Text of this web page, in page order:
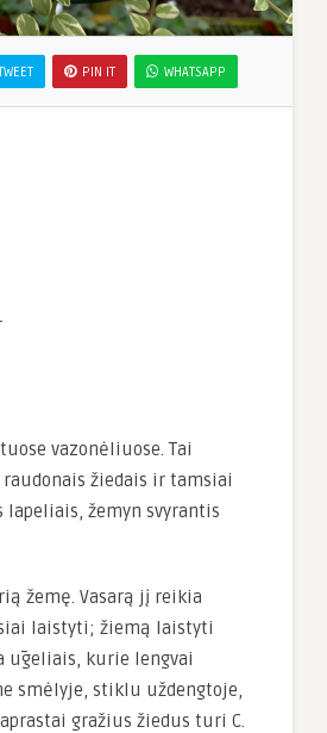
PIN IT WHATSAPP
vazonėliuose. Tai
žiedais ir tamsiai
žemyn svyrantis
žemę. Vasarą jį reikia
laistyti; žiemą laistyti
ūgeliais, kurie lengvai
smėlyje, stiklu uždengtoje,
gražius žiedus turi C.